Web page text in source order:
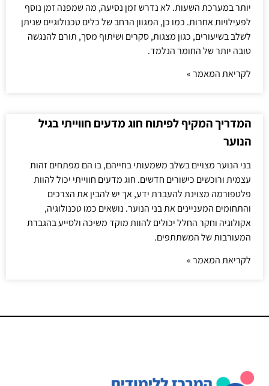
יותר במערכת השעות. לא נדרש זמן נסיעה, מה שמפנה זמן נוסף
לפעילויות אחרות. כמו כן, המגוון הרחב של כלים טכנולוגיים שניתן
לשלב בשיעורים, כגון מצגות, סקרים ושיתוף מסך, תורם להנגשה
טובה יותר של החומר הנלמד.
לקריאת המאמר »
המדריך המקיף לפיתוח חוג מדעים חווייתי בגיל
הנוער
בני הנוער מצויים בשלב משמעותי בחייהם, בו הם מפתחים זהות
עצמית ורוכשים כישורים חדשים. חוג מדעים חווייתי יכול להוות
פלטפורמה מצוינת להעברת ידע, אך יש להבין את הצרכים
והתחומים המעניינים את בני הנוער. נושאים כמו טכנולוגיה,
אקולוגיה וחקר החלל יכולים להוות מוקד משיכה ולסייע בהגברת
המעורבות של המשתתפים.
לקריאת המאמר »